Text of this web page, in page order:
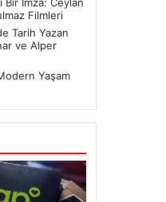
Bir İmza: Ceylan
Filmleri
Tarih Yazan
ve Alper
Yaşam